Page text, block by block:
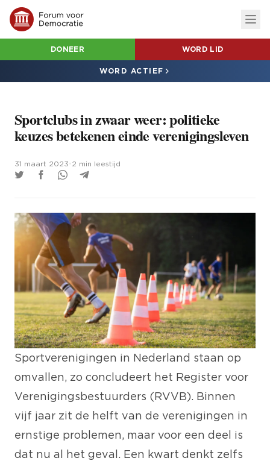
DONEER WORD LID
WORD ACTIEF
Sportclubs in zwaar weer: politieke
keuzes betekenen einde verenigingsleven
31 maart 2023 2 min leestijd
Sportverenigingen in Nederland staan op
omvallen, zo concludeert het Register voor
Verenigingsbestuurders (RVVB). Binnen
vijf jaar zit de helft van de verenigingen in
ernstige problemen, maar voor een deel is
dat nu al het geval. Een kwart denkt zelfs